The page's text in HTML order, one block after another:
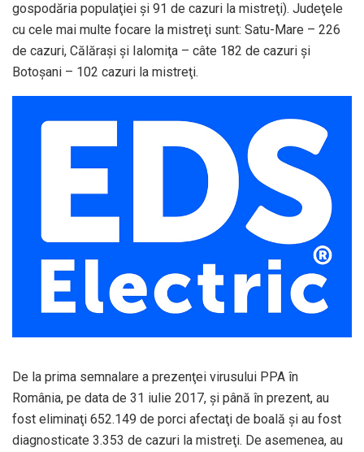
gospodăria populaţiei şi 91 de cazuri la mistreţi). Judeţele
cu cele mai multe focare la mistreţi sunt: Satu-Mare – 226
de cazuri, Călăraşi şi Ialomiţa – câte 182 de cazuri şi
Botoşani – 102 cazuri la mistreţi.
De la prima semnalare a prezenţei virusului PPA în
România, pe data de 31 iulie 2017, şi până în prezent, au
fost eliminaţi 652.149 de porci afectaţi de boală şi au fost
diagnosticate 3.353 de cazuri la mistreţi. De asemenea, au